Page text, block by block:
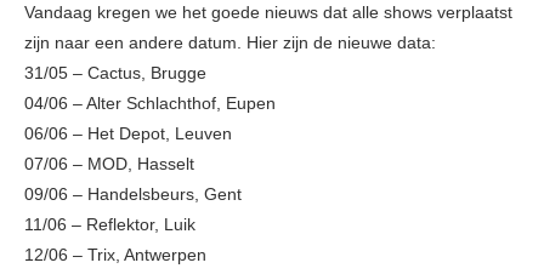
Vandaag kregen we het goede nieuws dat alle shows verplaatst
zijn naar een andere datum. Hier zijn de nieuwe data:
31/05 – Cactus, Brugge
04/06 – Alter Schlachthof, Eupen
06/06 – Het Depot, Leuven
07/06 – MOD, Hasselt
09/06 – Handelsbeurs, Gent
11/06 – Reflektor, Luik
12/06 – Trix, Antwerpen